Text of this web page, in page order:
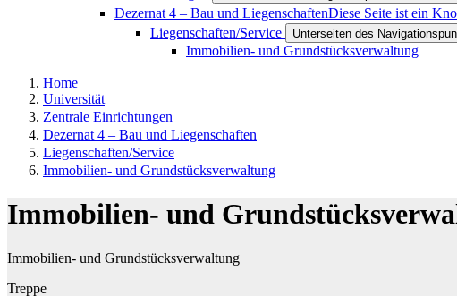
Dezernat 4 – Bau und LiegenschaftenDiese Seite ist ein
Liegenschaften/Service Unterseiten des
Immobilien- und Grundstücksverwaltung
Home
Universität
Zentrale Einrichtungen
Dezernat 4 – Bau und Liegenschaften
Liegenschaften/Service
Immobilien- und Grundstücksverwaltung
Immobilien- und
Immobilien- und Grundstücksverwaltung
Treppe